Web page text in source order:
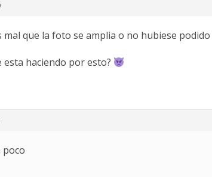
mal que la foto se amplia o no hubiese
esta haciendo por esto?
poco